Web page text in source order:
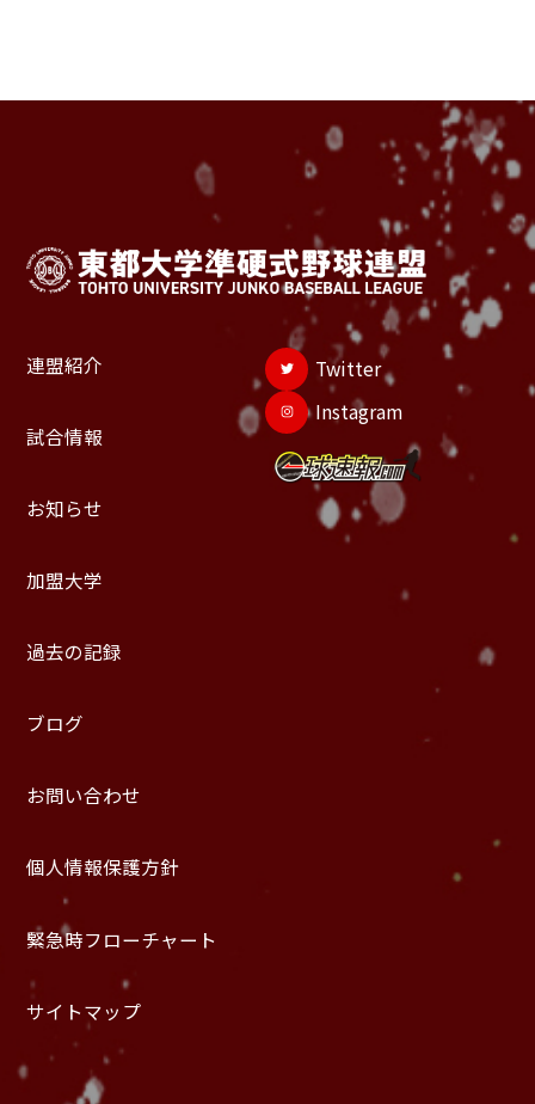
連盟紹介
試合情報
お知らせ
加盟大学
過去の記録
ブログ
お問い合わせ
個人情報保護方針
緊急時フローチャート
サイトマップ
Twitter
Instagram